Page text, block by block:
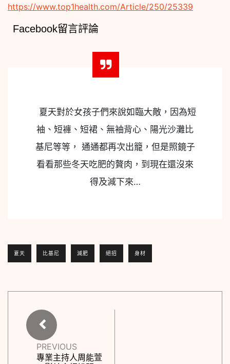
https://www.top1health.com/Article/250/25339
Facebook留言評論
夏天對於女孩子們來說如臨大敵，因為短
袖、短褲、短裙、無袖背心、陽光沙灘比
基尼等等， 通通都再次出籠，但是照鏡子
看看那些冬天吃肥的贅肉，到現在還沒來
得及減下來…
夏天 比基尼 減肥 絕招 身材
PREVIOUS
專業主持人周能萱